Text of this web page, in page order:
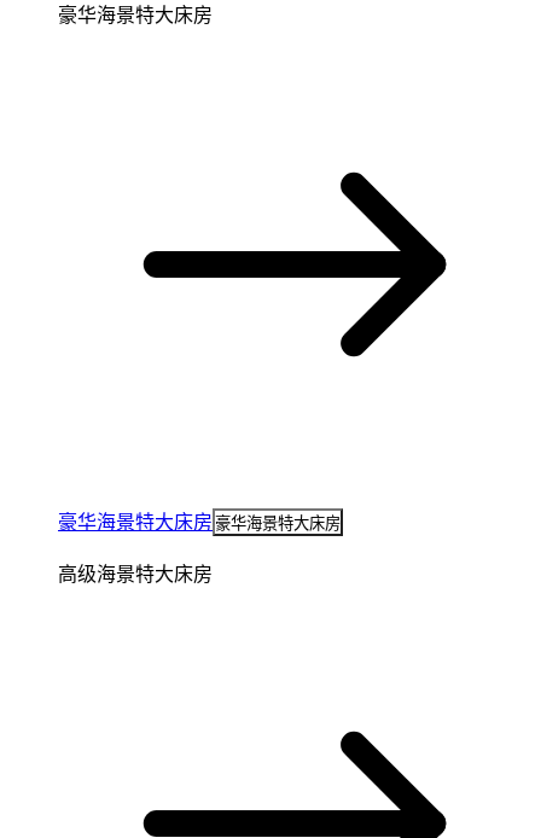
豪华海景特大床房
豪华海景特大床房 豪华海景特大床房
高级海景特大床房